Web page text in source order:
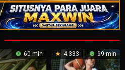
60 min 4.333 99 min